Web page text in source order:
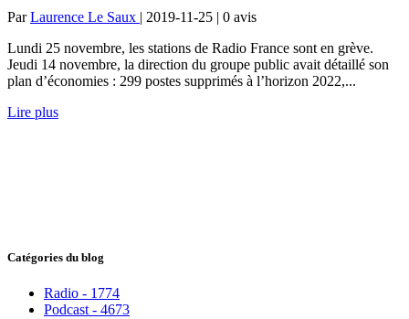
ParLaurence Le Saux | 2019-11-25 | 0 avis
Lundi 25 novembre, les stations de Radio France sont en grève.
Jeudi 14 novembre, la direction du groupe public avait détaillé son
plan d’économies : 299 postes supprimés à l’horizon 2022,...
Lire plus
Catégories du blog
Radio - 1774
Podcast - 4673